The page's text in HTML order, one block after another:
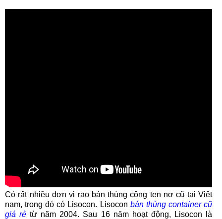
Có rất nhiều đơn vị rao bán thùng công ten nơ cũ tại Việt
nam, trong đó có Lisocon. Lisocon bán thùng container cũ
giá rẻ từ năm 2004. Sau 16 năm hoạt động, Lisocon là